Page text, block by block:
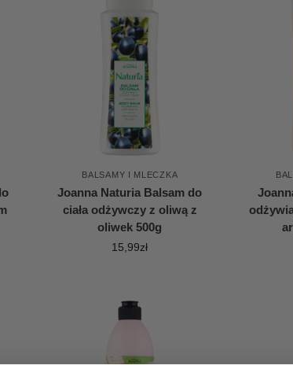
BALSAMY I MLECZKA
Joanna Naturia Balsam do
ciała odżywczy z oliwą z
oliwek 500g
15,99zł